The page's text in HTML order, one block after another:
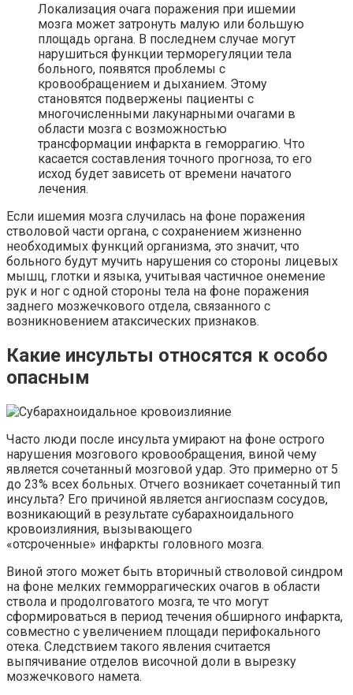
Локализация очага поражения при ишемии
мозга может затронуть малую или большую
площадь органа. В последнем случае могут
нарушиться функции терморегуляции тела
больного, появятся проблемы с
кровообращением и дыханием. Этому
становятся подвержены пациенты с
многочисленными лакунарными очагами в
области мозга с возможностью
трансформации инфаркта в геморрагию. Что
касается составления точного прогноза, то его
исход будет зависеть от времени начатого
лечения.
Если ишемия мозга случилась на фоне поражения
стволовой части органа, с сохранением жизненно
необходимых функций организма, это значит, что
больного будут мучить нарушения со стороны лицевых
мышц, глотки и языка, учитывая частичное онемение
рук и ног с одной стороны тела на фоне поражения
заднего мозжечкового отдела, связанного с
возникновением атаксических признаков.
Какие инсульты относятся к особо
опасным
Часто люди после инсульта умирают на фоне острого
нарушения мозгового кровообращения, виной чему
является сочетанный мозговой удар. Это примерно от 5
до 23% всех больных. Отчего возникает сочетанный тип
инсульта? Его причиной является ангиоспазм сосудов,
возникающий в результате субарахноидального
кровоизлияния, вызывающего
«отсроченные» инфаркты головного мозга.
Виной этого может быть вторичный стволовой синдром
на фоне мелких гемморрагических очагов в области
ствола и продолговатого мозга, те что могут
сформироваться в период течения обширного инфаркта,
совместно с увеличением площади перифокального
отека. Следствием такого явления считается
выпячивание отделов височной доли в вырезку
мозжечкового намета.